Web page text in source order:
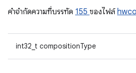
คําจํากัดความที่บรรทัด 155 ของไฟล์
int32_t compositionType